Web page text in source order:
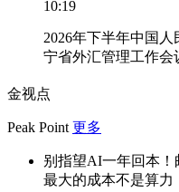
10:19
2026年下半年中国
宁省外汇管理工作会
金视点
Peak Point 更多
别指望AI一年回本
最大的成本不是算力